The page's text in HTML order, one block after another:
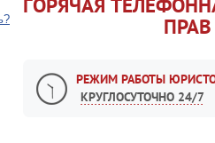
РЕЖИМ РАБОТЫ
КРУГЛОСУТОЧНО 24/7